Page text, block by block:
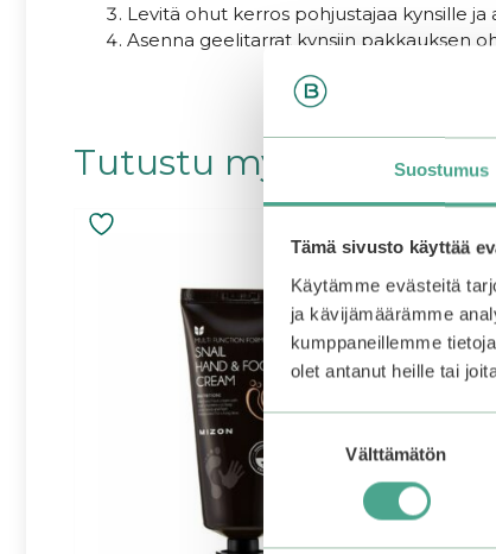
Suostumus
Tämä sivusto käyttää
Käytämme evästeitä
ja kävijämäärämme
kumppaneillemme
olet antanut heille tai
Suostumuksen
valinta
Välttämätön
Levitä ohut kerros pohjustajaa kynsille ja
Asenna geelitarrat kynsiin pakkauksen
Tutustu myös